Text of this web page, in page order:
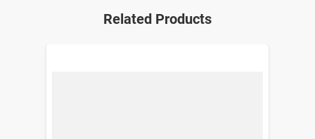
Related Products